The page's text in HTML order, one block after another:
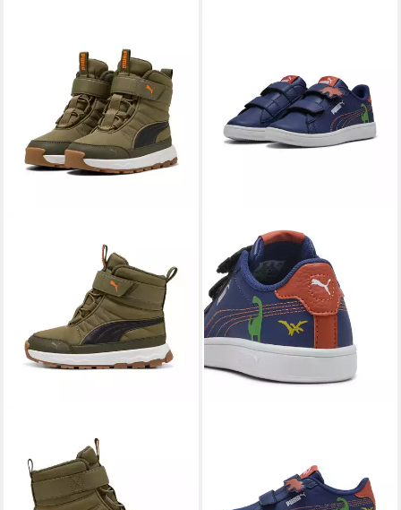
PS Winterboots Snowboots,
Winterstiefel, Winterschuhe
ab 48,99 € UVP
-25%